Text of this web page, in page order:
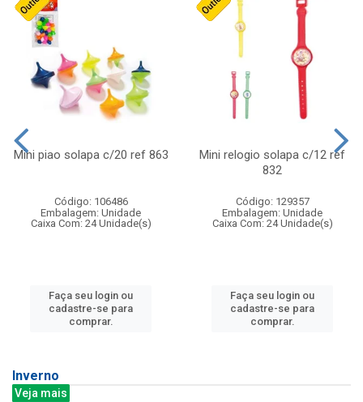
Mini piao solapa c/20 ref 863
Código: 106486
Embalagem: Unidade
Caixa Com: 24 Unidade(s)
Faça seu login ou
cadastre-se para
comprar.
Mini relogio solapa c/12 ref
832
Código: 129357
Embalagem: Unidade
Caixa Com: 24 Unidade(s)
Faça seu login ou
cadastre-se para
comprar.
Inverno
Veja mais